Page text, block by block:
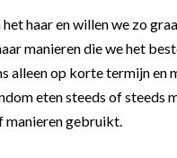
haar en willen we zo
manieren die we het
alleen op korte termijn en
eten steeds of steeds
manieren gebruikt.